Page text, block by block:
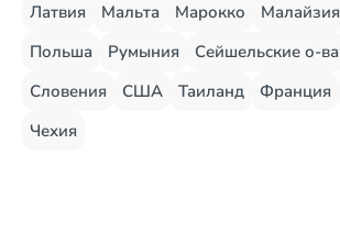
Латвия
Мальта Марокко Малайзия
Польша
Румыния Сейшельские о-ва
Словения
США Таиланд Франция
Чехия